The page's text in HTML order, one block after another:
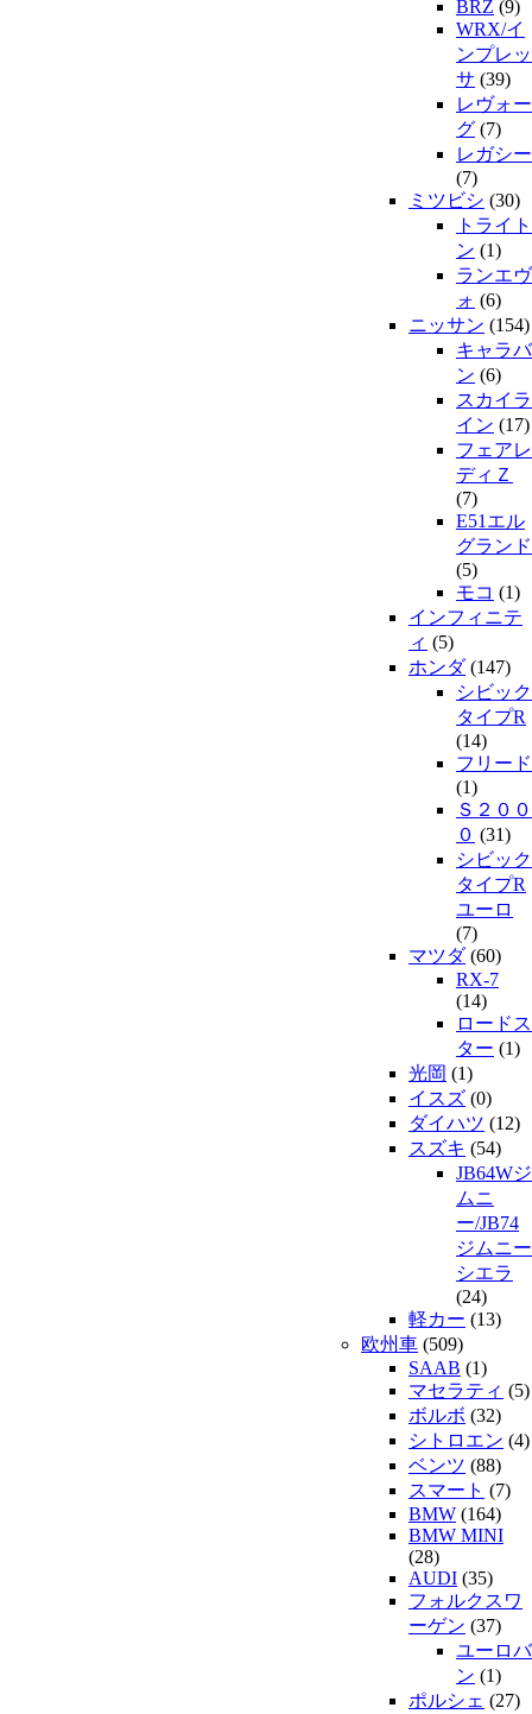
BRZ (9)
WRX/イ
ンプレッ
サ (39)
レヴォー
グ (7)
レガシー
(7)
ミツビシ (30)
トライト
ン (1)
ランエヴ
ォ (6)
ニッサン (154)
キャラバ
ン (6)
スカイラ
イン (17)
フェアレ
ディＺ
(7)
E51エル
グランド
(5)
モコ (1)
インフィニテ
ィ (5)
ホンダ(147)
シビック
タイプR
(14)
フリード
(1)
Ｓ２００
０ (31)
シビック
タイプR
ユーロ
(7)
マツダ(60)
RX-7
(14)
ロードス
ター (1)
光岡 (1)
イスズ (0)
ダイハツ (12)
スズキ (54)
JB64Wジ
ムニ
ー/JB74
ジムニー
シエラ
(24)
軽カー (13)
欧州車 (509)
SAAB (1)
マセラティ (5)
ボルボ (32)
シトロエン (4)
ベンツ (88)
スマート (7)
BMW (164)
BMW MINI
(28)
AUDI (35)
フォルクスワ
ーゲン (37)
ユーロバ
ン (1)
ポルシェ (27)